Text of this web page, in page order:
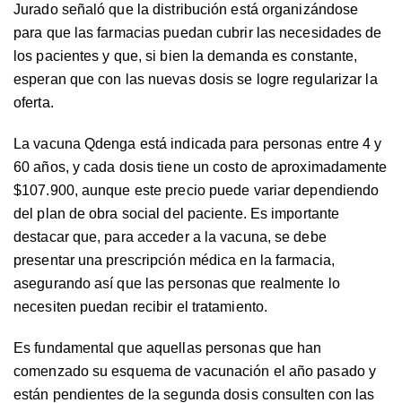
Jurado señaló que la distribución está organizándose
para que las farmacias puedan cubrir las necesidades de
los pacientes y que, si bien la demanda es constante,
esperan que con las nuevas dosis se logre regularizar la
oferta.
La vacuna Qdenga está indicada para personas entre 4 y
60 años, y cada dosis tiene un costo de aproximadamente
$107.900, aunque este precio puede variar dependiendo
del plan de obra social del paciente. Es importante
destacar que, para acceder a la vacuna, se debe
presentar una prescripción médica en la farmacia,
asegurando así que las personas que realmente lo
necesiten puedan recibir el tratamiento.
Es fundamental que aquellas personas que han
comenzado su esquema de vacunación el año pasado y
están pendientes de la segunda dosis consulten con las